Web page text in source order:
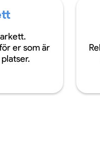
er som är